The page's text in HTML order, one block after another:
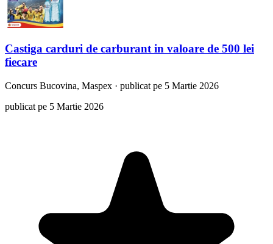
Castiga carduri de carburant in valoare de 500 lei
fiecare
Concurs Bucovina, Maspex · publicat pe 5 Martie 2026
publicat pe 5 Martie 2026